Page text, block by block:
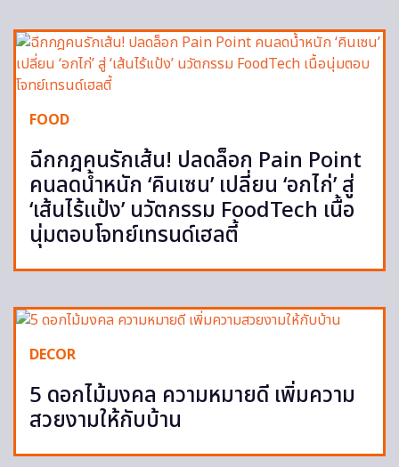
FOOD
ฉีกกฎคนรักเส้น! ปลดล็อก Pain Point
คนลดน้ำหนัก ‘คินเซน’ เปลี่ยน ‘อกไก่’ สู่
‘เส้นไร้แป้ง’ นวัตกรรม FoodTech เนื้อ
นุ่มตอบโจทย์เทรนด์เฮลตี้
DECOR
5 ดอกไม้มงคล ความหมายดี เพิ่มความ
สวยงามให้กับบ้าน